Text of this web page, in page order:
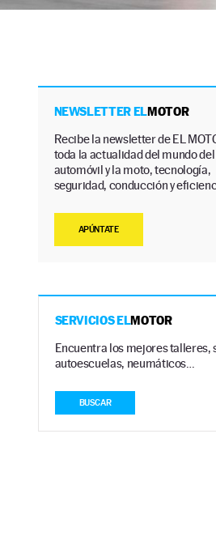
NEWSLETTER ELMOTOR
Recibe la newsletter de EL
toda la actualidad del mundo del
automóvil y la moto, tecnología,
seguridad, conducción y
APÚNTATE
SERVICIOS ELMOTOR
Encuentra los mejores talleres,
autoescuelas, neumáticos…
BUSCAR